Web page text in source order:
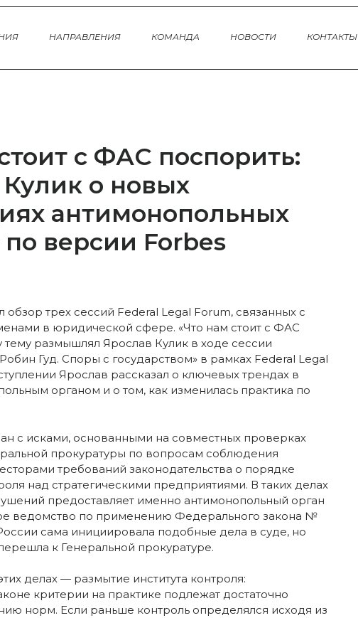
НАПРАВЛЕНИЯ КОМАНДА НОВОСТИ КОНТАКТЫ
с ФАС поспорить:
о новых
антимонопольных
по версии Forbes
обзор трех сессий Federal Legal Forum, связанных с
в юридической сфере. «Что нам стоит с ФАС
тему размышлял Ярослав Кулик в ходе сессии
Гуд. Споры с государством» в рамках Federal Legal
Ярослав рассказал о ключевых трендах в
органом и о том, как изменилась практика по
с исками, основанными на совместных проверках
прокуратуры по вопросам соблюдения
требований законодательства о порядке
над стратегическими предприятиями. В таких делах
предоставляет именно антимонопольный орган
ведомство по применению Федерального закона №
сама инициировала подобные дела в суде, но
к Генеральной прокуратуре.
делах — размытие института контроля:
критерии на практике подлежат достаточно
норм. Если раньше контроль определялся исходя из